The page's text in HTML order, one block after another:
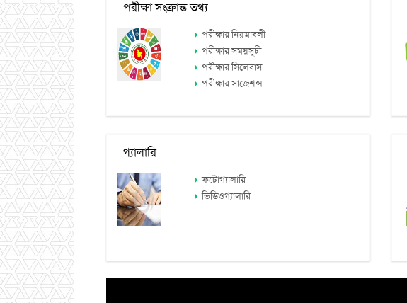
পরীক্ষা সংক্রান্ত তথ্য
পরীক্ষার নিয়মাবলী
পরীক্ষার সময়সূচী
পরীক্ষার সিলেবাস
পরীক্ষার সাজেশন্স
গ্যালারি
ফটোগ্যালারি
ভিডিওগ্যালারি